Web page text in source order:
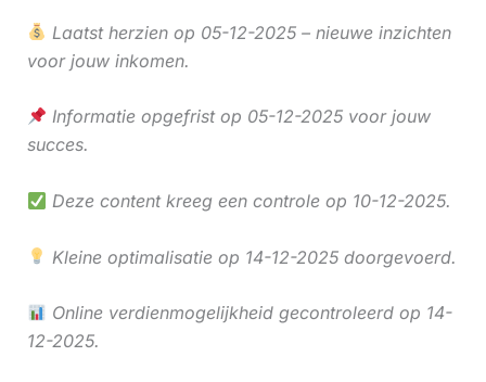
Laatst herzien op 05-12-2025 – nieuwe inzichten
voor jouw inkomen.
Informatie opgefrist op 05-12-2025 voor jouw
succes.
Deze content kreeg een controle op 10-12-2025.
Kleine optimalisatie op 14-12-2025 doorgevoerd.
Online verdienmogelijkheid gecontroleerd op 14-
12-2025.